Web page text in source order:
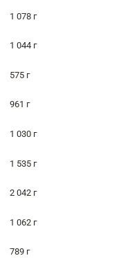
1 078 г
1 044 г
575 г
961 г
1 030 г
1 535 г
2 042 г
1 062 г
789 г